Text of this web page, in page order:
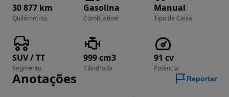
30 877 km
Quilómetros
Gasolina
Combustível
Manual
Tipo de Caixa
SUV / TT
Segmento
999 cm3
Cilindrada
91 cv
Potência
Anotações Reportar